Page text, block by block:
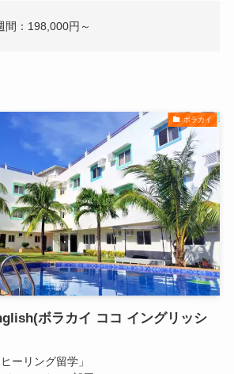
：198,000円～
ボラカイ
ボラカイ ココ イングリッシ
ーリング留学」